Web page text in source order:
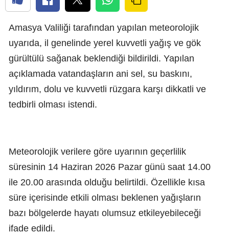
Amasya Valiliği tarafından yapılan meteorolojik
uyarıda, il genelinde yerel kuvvetli yağış ve gök
gürültülü sağanak beklendiği bildirildi. Yapılan
açıklamada vatandaşların ani sel, su baskını,
yıldırım, dolu ve kuvvetli rüzgara karşı dikkatli ve
tedbirli olması istendi.
Meteorolojik verilere göre uyarının geçerlilik
süresinin 14 Haziran 2026 Pazar günü saat 14.00
ile 20.00 arasında olduğu belirtildi. Özellikle kısa
süre içerisinde etkili olması beklenen yağışların
bazı bölgelerde hayatı olumsuz etkileyebileceği
ifade edildi.